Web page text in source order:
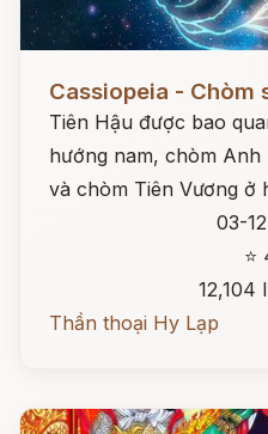
Cassiopeia - Chòm
Tiên Hậu được bao
hướng nam, chòm
và chòm Tiên Vương ở
03-
⭐
12,104
Thần thoại Hy Lạp